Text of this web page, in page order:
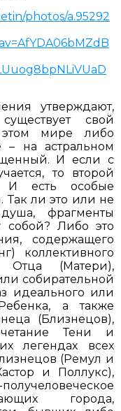
photos/a.95292
утверждают,
свой
мире либо
на астральном
И если с
то второй
И есть особые
ли это или не
фрагменты
собой? Либо это
содержащего
коллективного
Отца (Матери),
собирательной
идеального или
а также
(Близнецов),
Тени и
легендах всех
(Ремул и
и Поллукс),
города,